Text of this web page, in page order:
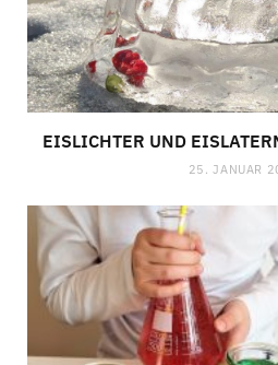
EISLICHTER UND
25. JANUAR